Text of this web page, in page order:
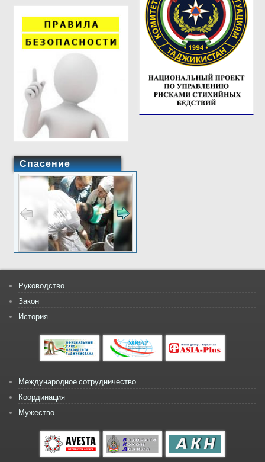
Спасение
Руководство
Закон
История
Международное сотрудничество
Координация
Мужество